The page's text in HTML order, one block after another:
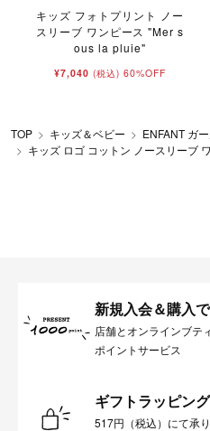
キッズ フォトプリント ノー
スリーブ ワンピース "Mer s
ous la pluie"
¥7,040 (税込) 60%OFF
TOP キッズ＆ベビー ENFANT ガ
キッズ ロゴ コットン ノースリーブ
新規入会＆購入
店舗とオンラインブテ
ポイントサービス
ギフトラッピング
517円（税込）にて承